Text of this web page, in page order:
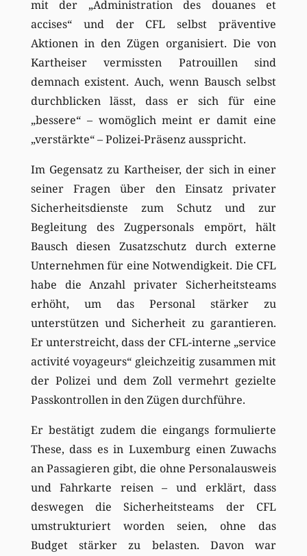
mit der „Administration des douanes et
accises“ und der CFL selbst präventive
Aktionen in den Zügen organisiert. Die von
Kartheiser vermissten Patrouillen sind
demnach existent. Auch, wenn Bausch selbst
durchblicken lässt, dass er sich für eine
„bessere“ – womöglich meint er damit eine
„verstärkte“ – Polizei-Präsenz ausspricht.
Im Gegensatz zu Kartheiser, der sich in einer
seiner Fragen über den Einsatz privater
Sicherheitsdienste zum Schutz und zur
Begleitung des Zugpersonals empört, hält
Bausch diesen Zusatzschutz durch externe
Unternehmen für eine Notwendigkeit. Die CFL
habe die Anzahl privater Sicherheitsteams
erhöht, um das Personal stärker zu
unterstützen und Sicherheit zu garantieren.
Er unterstreicht, dass der CFL-interne „service
activité voyageurs“ gleichzeitig zusammen mit
der Polizei und dem Zoll vermehrt gezielte
Passkontrollen in den Zügen durchführe.
Er bestätigt zudem die eingangs formulierte
These, dass es in Luxemburg einen Zuwachs
an Passagieren gibt, die ohne Personalausweis
und Fahrkarte reisen – und erklärt, dass
deswegen die Sicherheitsteams der CFL
umstrukturiert worden seien, ohne das
Budget stärker zu belasten. Davon war